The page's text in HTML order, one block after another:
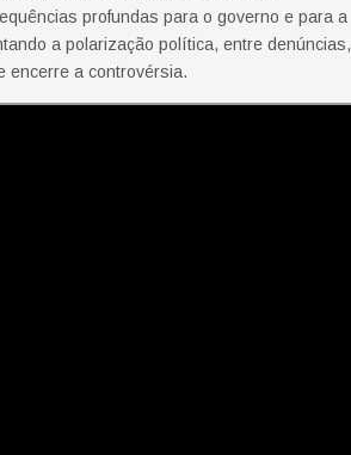
profundas para o governo e para a
a polarização política, entre denúncias,
encerre a controvérsia.